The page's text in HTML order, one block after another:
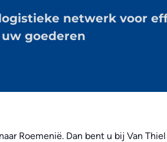
Coolblue
Zooplus
netwerk voor
goederen
naar Roemenië. Dan bent u bij Van Thiel